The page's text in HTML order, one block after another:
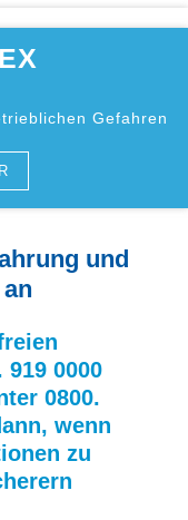
Gefahren
und
919 0000
0800.
wenn
zu